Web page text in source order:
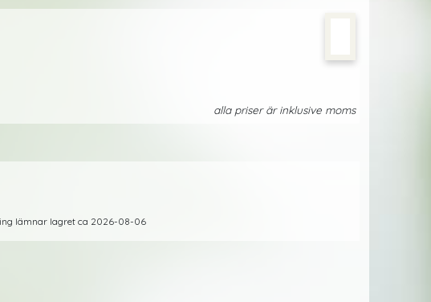
alla priser är inklusive moms
lämnar lagret ca 2026-08-06